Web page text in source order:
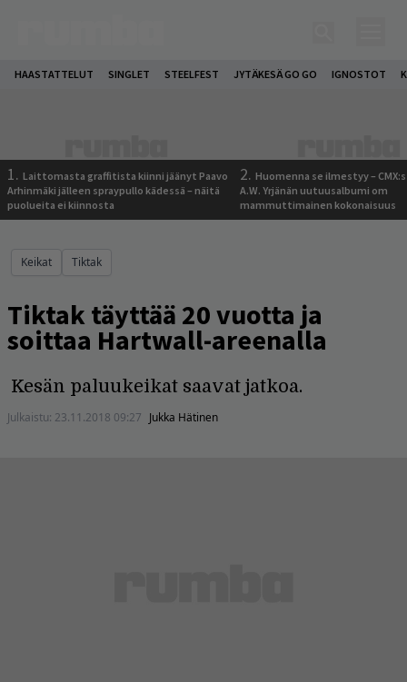
HAASTATTELUT SINGLET STEELFEST JYTÄKESÄ GO GO IGNOSTOT
1. Laittomasta graffitista kiinni jäänyt Paavo
Arhinmäki jälleen spraypullo kädessä – näitä
puolueita ei kiinnosta
2. Huomenna se ilmestyy –
A.W. Yrjänän uutuusalbumi om
mammuttimainen kokonaisuus
Keikat Tiktak
Tiktak täyttää 20 vuotta ja
soittaa Hartwall-areenalla
Kesän paluukeikat saavat jatkoa.
Julkaistu: 23.11.2018 09:27 Jukka Hätinen